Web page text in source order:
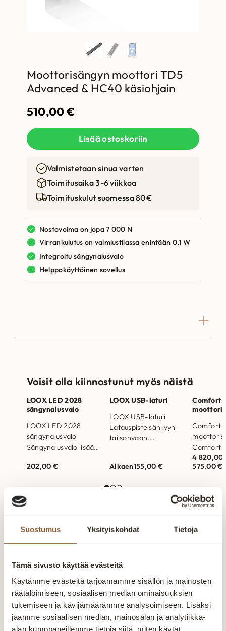
Suostumus Yksityiskohdat Tietoja
Tämä sivusto käyttää evästeitä
Käytämme evästeitä tarjoamamme sisällön ja mainosten
räätälöimiseen, sosiaalisen median ominaisuuksien
tukemiseen ja kävijämäärämme analysoimiseen. Lisäksi
jaamme sosiaalisen median, mainosalan ja analytiikka-
alan kumppaneillemme tietoja siitä, miten käytät
Moottorisängyn moottori TD5
Advanced & HC40 käsiohjain
510,00€
Lisää ostoskoriin
Valmistetaan sinua varten
Toimitusaika 3-6 viikkoa
Toimituskulut suomessa 80€
Nostovoima on jopa 7 000 N
Virrankulutus on valmiustilassa enintään 0,1 W
Integroitu sängynalusvalo
Helppokäyttöinen sovellus
Voisit olla kiinnostunut myös näistä
LOOX LED 2028
sängynalusvalo
LOOX LED 2028
sängynalusvalo
Sängynalusvalo lisää
käytännöllisyyttä
liiketunnistin
202,00 €
LOOX USB-laturi
LOOX USB-laturi
Latauspiste sänkyyn
tai sohvaan.
verkkovirtamuuntajan
Alkaen155,00 €
Comfort
Comfort
Comfort
hartia- ja
4 820,00
575,00€
kotimainen
Aitokaluste tekee huonekalut sohvista
sänkyihin paremmin – kotimaisesti,
kunnon materiaaleista ja vankalla
kokemuksella. Valmistus tapahtuu